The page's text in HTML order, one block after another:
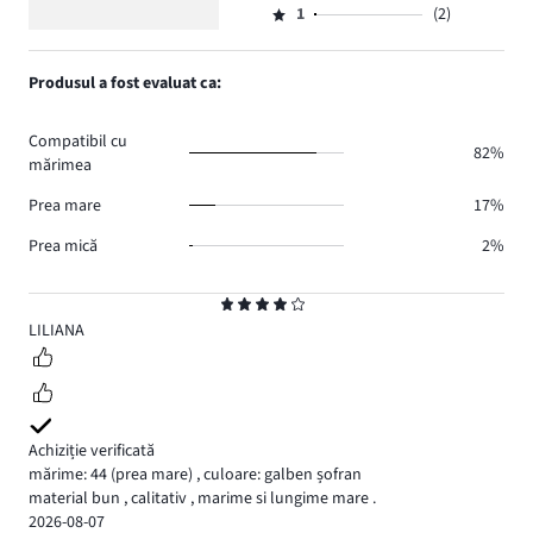
4LILIANA
Achiziție verificată
mărime: 44 (prea mare) ,culoare: galben șofran
material bun , calitativ , marime si lungime mare .
2026-08-07
95.
de
16.
numărul
2,
Evaluare
1,
1 (2)
Produsul a fost evaluat ca:
Compatibil cu
mărimea
82%
Prea mare
17%
Prea mică
2%